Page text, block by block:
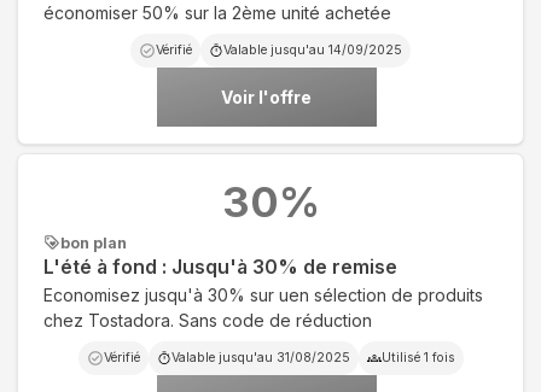
économiser 50% sur la 2ème unité achetée
Vérifié Valable jusqu'au 14/09/2025
Voir l'offre
bon plan
L'été à fond : Jusqu'à 30% de remise
Economisez jusqu'à 30% sur uen sélection de produits
chez Tostadora. Sans code de réduction
Vérifié Valable jusqu'au 31/08/2025 Utilisé 1 fois
30%